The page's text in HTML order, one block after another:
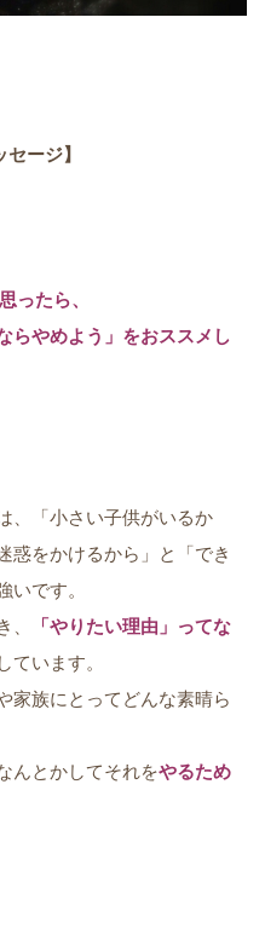
ージ】
ったら、
らやめよう」をおススメし
、「小さい子供がいるか
惑をかけるから」と「でき
いです。
、
「やりたい理由」ってな
ています。
家族にとってどんな素晴ら
んとかしてそれをやるため